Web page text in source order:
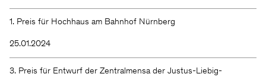
1. Preis für Hochhaus am Bahnhof Nürnberg
25.01.2024
3. Preis für Entwurf der Zentralmensa der Justus-Liebig-